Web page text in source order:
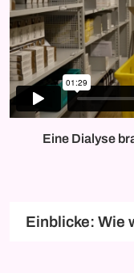
Eine Dialyse
Einblicke: Wie